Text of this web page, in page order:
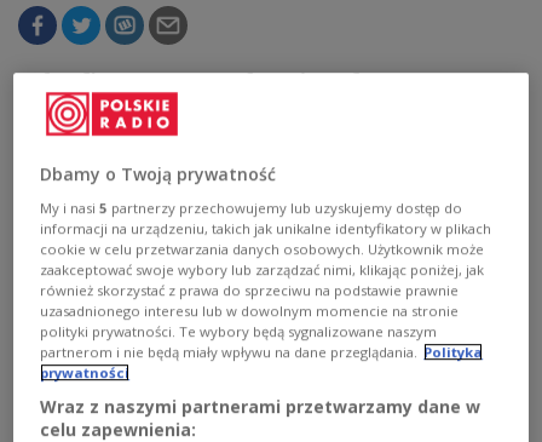
Poland’s government has signed a EUR 31
million contract to buy thousands of grenade
launchers for the country’s armed forces.
Dbamy o Twoją prywatność
My i nasi5 partnerzy przechowujemy lub uzyskujemy dostęp do
informacji na urządzeniu, takich jak unikalne identyfikatory w plikach
cookie w celu przetwarzania danych osobowych. Użytkownik może
zaakceptować swoje wybory lub zarządzać nimi, klikając poniżej, jak
również skorzystać z prawa do sprzeciwu na podstawie prawnie
uzasadnionego interesu lub w dowolnym momencie na stronie
polityki prywatności. Te wybory będą sygnalizowane naszym
partnerom i nie będą miały wpływu na dane przeglądania.
Polityka
prywatności
Wraz z naszymi partnerami przetwarzamy dane w
celu zapewnienia: